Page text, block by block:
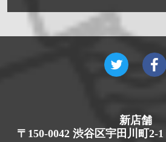
新店舗
〒150-0042 渋谷区宇田川町2-